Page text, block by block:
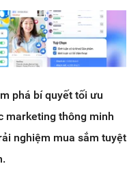
phá bí quyết tối ưu
marketing thông minh
nghiệm mua sắm tuyệt